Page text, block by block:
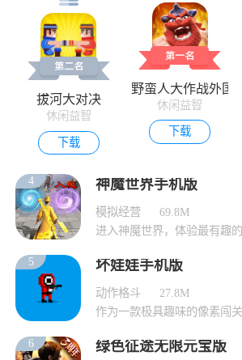
拔河大对决
休闲益智
下载
野蛮人大作战外国版
休闲益智
下载
4 神魔世界手机版
模拟经营
69.8M
5 坏娃娃手机版
动作格斗
27.8M
6 绿色征途无限元宝版